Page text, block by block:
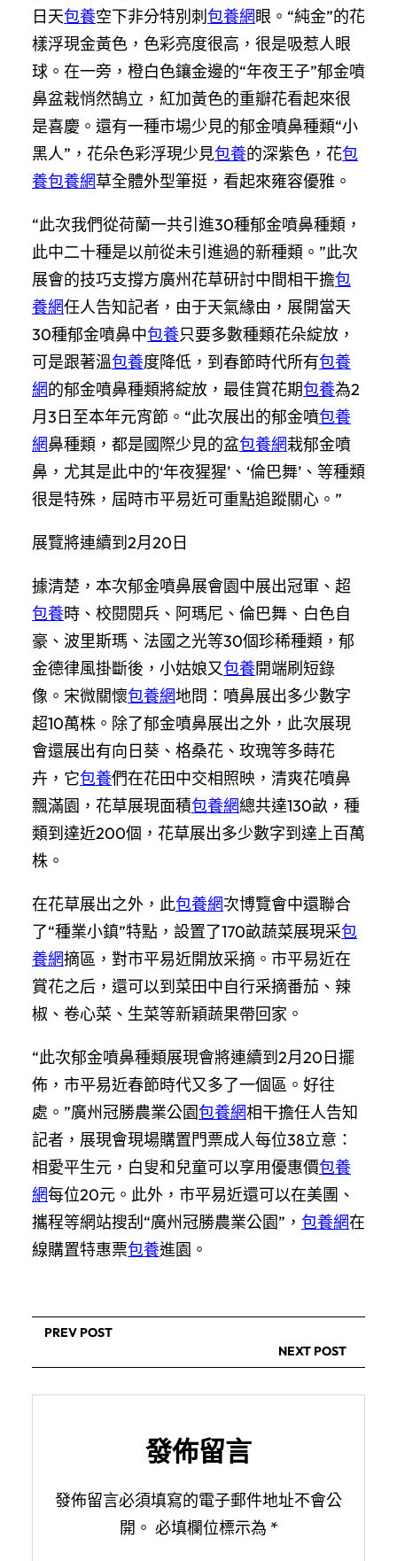
日天包養空下非分特別刺 包養網眼。“純金”的花
樣浮現金黃色，色彩亮度很高，很是吸惹人眼
球。在一旁，橙白色鑲金邊的“年夜王子”郁金噴
鼻盆栽悄然鵠立，紅加黃色的重瓣花看起來很
是喜慶。還有一種市場少見的郁金噴鼻種類“小
黑人”，花朵色彩浮現少見包養的深紫色，花包
養包養網草全體外型筆挺，看起來雍容優雅。
“此次我們從荷蘭一共引進30種郁金噴鼻種類，
此中二十種是以前從未引進過的新種類。”此次
展會的技巧支撐方廣州花草研討中間相干擔包
養網任人告知記者，由于天氣緣由，展開當天
30種郁金噴鼻中包養只要多數種類花朵綻放，
可是跟著溫包養度降低，到春節時代所有包養
網的郁金噴鼻種類將綻放，最佳賞花期包養為2
月3日至本年元宵節。“此次展出的郁金噴包養
網鼻種類，都是國際少見的盆包養網栽郁金噴
鼻，尤其是此中的‘年夜猩猩’、‘倫巴舞’、等種類
很是特殊，屆時市平易近可重點追蹤關心。”
展覽將連續到2月20日
據清楚，本次郁金噴鼻展會園中展出冠軍、超
包養時、校閱閱兵、阿瑪尼、倫巴舞、白色自
豪、波里斯瑪、法國之光等30個珍稀種類，郁
金德律風掛斷後，小姑娘又包養開端刷短錄
像。宋微關懷包養網地問：噴鼻展出多少數字
超10萬株。除了郁金噴鼻展出之外，此次展現
會還展出有向日葵、格桑花、玫瑰等多蒔花
卉，它包養們在花田中交相照映，清爽花噴鼻
飄滿園，花草展現面積包養網總共達130畝，種
類到達近200個，花草展出多少數字到達上百萬
株。
在花草展出之外，此包養網次博覽會中還聯合
了“種業小鎮”特點，設置了170畝蔬菜展現采包
養網摘區，對市平易近開放采摘。市平易近在
賞花之后，還可以到菜田中自行采摘番茄、辣
椒、卷心菜、生菜等新穎蔬果帶回家。
“此次郁金噴鼻種類展現會將連續到2月20日擺
佈，市平易近春節時代又多了一個區。好往
處。”廣州冠勝農業公園包養網相干擔任人告知
記者，展現會現場購置門票成人每位38立意：
相愛平生元，白叟和兒童可以享用優惠價包養
網每位20元。此外，市平易近還可以在美團、
攜程等網站搜刮“廣州冠勝農業公園”， 包養網在
線購置特惠票包養進園。
PREV POST
NEXT POST
發佈留言
發佈留言必須填寫的電子郵件地址不會公
開。 必填欄位標示為 *